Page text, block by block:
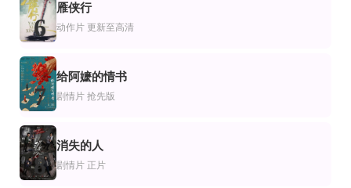
6
雁侠行
动作片 更新至高清
7
给阿嬷的情书
剧情片 抢先版
8
消失的人
剧情片 正片